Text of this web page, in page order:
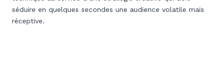
séduire en quelques secondes une audience volatile mais
réceptive.